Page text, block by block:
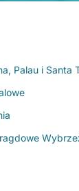
Palau i Santa